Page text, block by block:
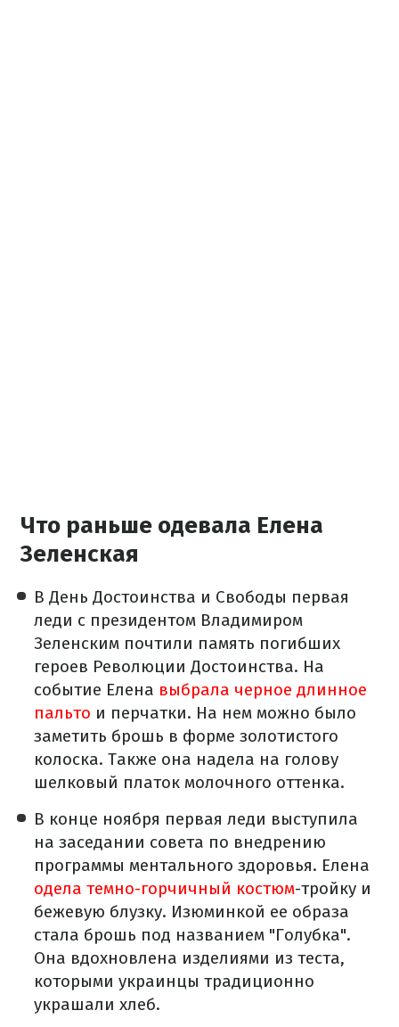
Что раньше одевала Елена
Зеленская
В День Достоинства и Свободы первая
леди с президентом Владимиром
Зеленским почтили память погибших
героев Революции Достоинства. На
событие Елена выбрала черное длинное
пальто и перчатки. На нем можно было
заметить брошь в форме золотистого
колоска. Также она надела на голову
шелковый платок молочного оттенка.
В конце ноября первая леди выступила
на заседании совета по внедрению
программы ментального здоровья. Елена
одела темно-горчичный костюм-тройку и
бежевую блузку. Изюминкой ее образа
стала брошь под названием "Голубка".
Она вдохновлена изделиями из теста,
которыми украинцы традиционно
украшали хлеб.